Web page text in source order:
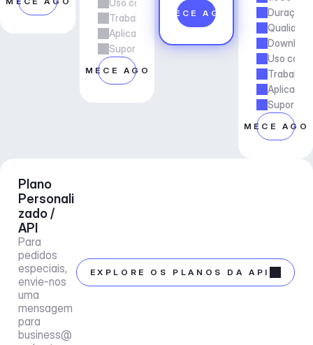
Uso comercial
Trabalho freelancer e de agência
Aplicações e Serviços
Suporte ao gerente de conta
COMECE AGORA
COMECE AGORA
Duração
Uso
Trabalho
Suporte
COMECE
Plano
Personali
zado /
API
Para
pedidos
especiais,
envie-nos
uma
mensagem
business@
EXPLORE OS PLANOS DA API